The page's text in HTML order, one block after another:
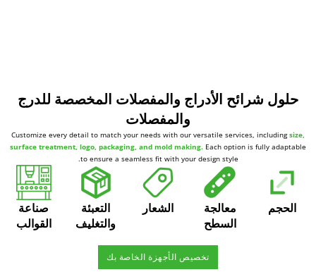
حلول شرائح الأدراج والمفصلات المخصصة للدرج
والمفصلات
Customize every detail to match your needs with our versatile services, includingsize,
surface treatment, logo, packaging, and mold making. Each option is fully adaptable
to ensure a seamless fit with your design style.
الحجم
معالجة
السطح
الشعار
التعبئة
والتغليف
صناعة
القوالب
تخصيص الأجهزة الخاصة بك